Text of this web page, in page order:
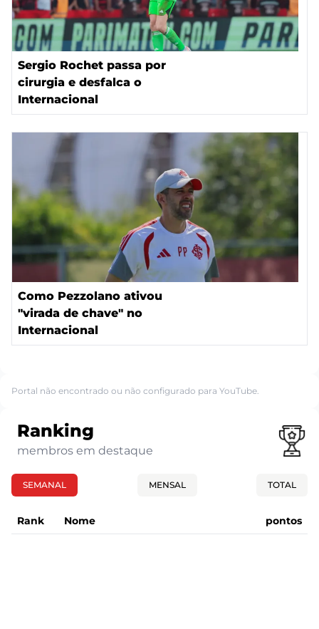
Sergio Rochet passa por
cirurgia e desfalca o
Internacional
Como Pezzolano ativou
"virada de chave" no
Internacional
Portal não encontrado ou não configurado para YouTube.
Ranking
membros em destaque
SEMANAL MENSAL TOTAL
Rank Nome pontos